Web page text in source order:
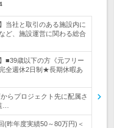
当社と取引のある施設内に
ど、施設運営に関わる総合
■39歳以下の方《元フリー
全週休2日制★長期休暇あ
らプロジェクト先に配属さ
…
(昨年度実績50～80万円)＜